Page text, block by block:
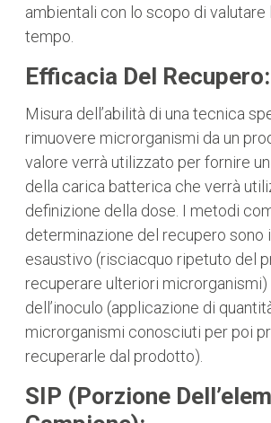
ambientali con lo scopo di valutare
tempo.
Efficacia Del Recupero:
Misura dell’abilità di una tecnica
rimuovere microrganismi da un
valore verrà utilizzato per fornire
della carica batterica che verrà
definizione della dose. I metodi
determinazione del recupero sono
esaustivo (risciacquo ripetuto del
recuperare ulteriori
dell’inoculo (applicazione di
microrganismi conosciuti per poi
recuperarle dal prodotto).
SIP (Porzione